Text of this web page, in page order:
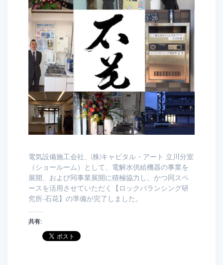
電気設備施工会社、(株)キャピタル・アート 立川分室
（ショールーム）として、電解水供給機器の事業を
展開、および同事業展開に積極協力し、かつ同スペ
ースを活用させていただく【ロックバランシング研
究所-石花】の準備が完了しました。
共有: